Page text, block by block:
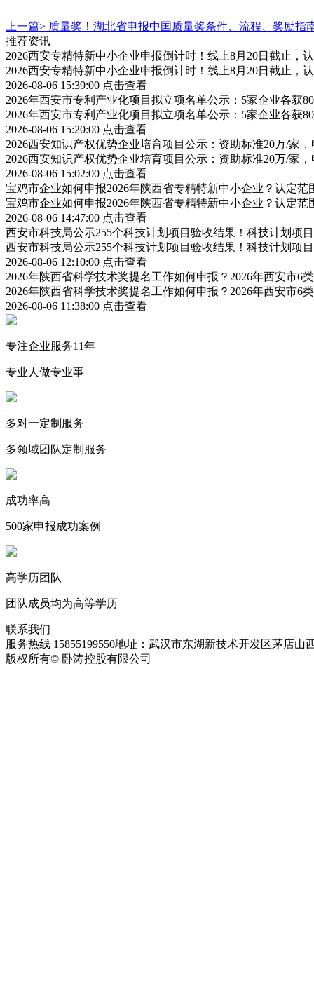
上一篇> 质量奖！湖北省申报中国质量奖条件、流程、奖励指
推荐资讯
2026西安专精特新中小企业申报倒计时！线上8月20日截止，
2026西安专精特新中小企业申报倒计时！线上8月20日截止，
2026-08-06 15:39:00 点击查看
2026年西安市专利产业化项目拟立项名单公示：5家企业各获
2026年西安市专利产业化项目拟立项名单公示：5家企业各获
2026-08-06 15:20:00 点击查看
2026西安知识产权优势企业培育项目公示：资助标准20万/家
2026西安知识产权优势企业培育项目公示：资助标准20万/家
2026-08-06 15:02:00 点击查看
宝鸡市企业如何申报2026年陕西省专精特新中小企业？认定
宝鸡市企业如何申报2026年陕西省专精特新中小企业？认定
2026-08-06 14:47:00 点击查看
西安市科技局公示255个科技计划项目验收结果！科技计划项
西安市科技局公示255个科技计划项目验收结果！科技计划项
2026-08-06 12:10:00 点击查看
2026年陕西省科学技术奖提名工作如何申报？2026年西安市6
2026年陕西省科学技术奖提名工作如何申报？2026年西安市6
2026-08-06 11:38:00 点击查看
专注企业服务11年
专业人做专业事
多对一定制服务
多领域团队定制服务
成功率高
500家申报成功案例
高学历团队
团队成员均为高等学历
联系我们
服务热线 15855199550地址：武汉市东湖新技术开发区茅店山
版权所有© 卧涛控股有限公司